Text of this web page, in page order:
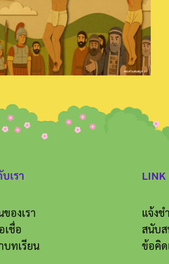
เรา
องเรา
เชื่อ
บทเรียน
LINK
แจ้งช
สนับส
ข้อคิด